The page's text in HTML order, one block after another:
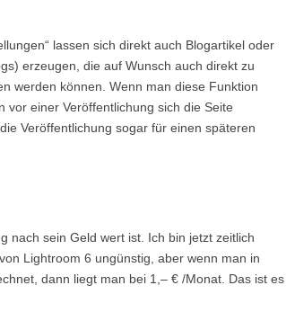
lassen sich direkt auch Blogartikel oder
erzeugen, die auf Wunsch auch direkt zu
werden können. Wenn man diese Funktion
vor einer Veröffentlichung sich die Seite
Veröffentlichung sogar für einen späteren
nach sein Geld wert ist. Ich bin jetzt zeitlich
Lightroom 6 ungünstig, aber wenn man in
dann liegt man bei 1,– € /Monat. Das ist es